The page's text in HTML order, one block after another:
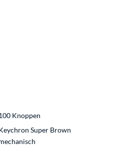
Knoppen
Super Brown